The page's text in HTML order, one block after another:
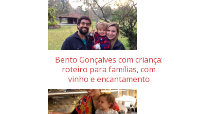
Bento Gonçalves com criança:
roteiro para famílias, com
vinho e encantamento